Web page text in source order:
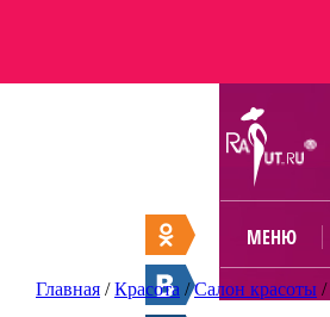
МЕНЮ
Главная /Красота /Салон красоты /